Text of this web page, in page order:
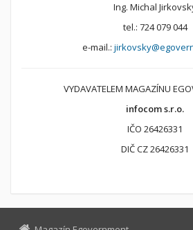
Ing. Michal
tel.: 724 079 044
e-mail.:
VYDAVATELEM MAGAZÍNU
infocom s.r.o.
IČO 26426331
DIČ CZ 26426331